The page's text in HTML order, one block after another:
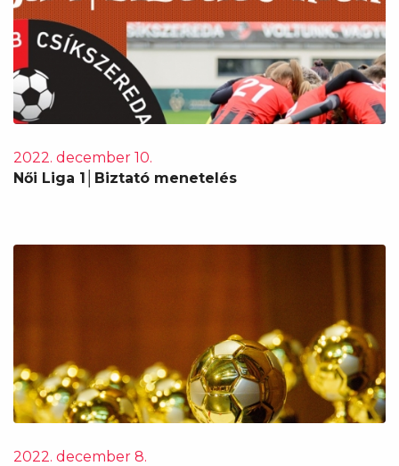
2022. december 10.
Női Liga 1│Biztató menetelés
2022. december 8.